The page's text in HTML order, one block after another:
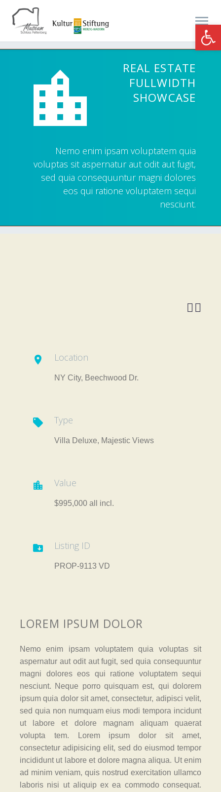


REAL ESTATE
FULLWIDTH
SHOWCASE
Nemo enim ipsam voluptatem quia
voluptas sit aspernatur aut odit aut fugit,
sed quia consequuntur magni dolores
eos qui ratione voluptatem sequi
nesciunt.

 Location
NY City, Beechwood Dr.
 Type
Villa Deluxe, Majestic Views
 Value
$995,000 all incl.
 Listing ID
PROP-9113 VD
LOREM IPSUM DOLOR
Nemo enim ipsam voluptatem quia voluptas sit
aspernatur aut odit aut fugit, sed quia consequuntur
magni dolores eos qui ratione voluptatem sequi
nesciunt. Neque porro quisquam est, qui dolorem
ipsum quia dolor sit amet, consectetur, adipisci velit,
sed quia non numquam eius modi tempora incidunt
ut labore et dolore magnam aliquam quaerat
volupta tem. Lorem ipsum dolor sit amet,
consectetur adipisicing elit, sed do eiusmod tempor
incididunt ut labore et dolore magna aliqua. Ut enim
ad minim veniam, quis nostrud exercitation ullamco
laboris nisi ut aliquip ex ea commodo consequat.